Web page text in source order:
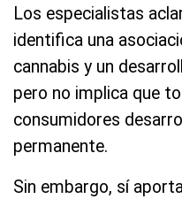
Los especialistas
identifica una
cannabis y un
pero no implica que
consumidores
permanente.
Sin embargo, sí